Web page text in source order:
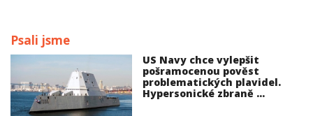
Psali jsme
US Navy chce vylepšit
pošramocenou pověst
problematických plavidel.
Hypersonické zbraně ...